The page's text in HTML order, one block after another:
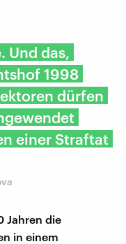
Und das,
1998
dürfen
einer Straftat
Jahren die
in einem